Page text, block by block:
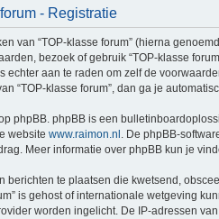
- Registratie
van “TOP-klasse forum” (hierna
bezoek of gebruik “TOP-klasse
echter aan te raden om zelf de
“TOP-klasse forum”, dan ga je
phpBB. phpBB is een
website www.raimon.nl . De phpBB-
Meer informatie over phpBB kun je
berichten te plaatsen die kwetsend,
is gehost of internationale wetgeving
worden ingelicht. De IP-adressen